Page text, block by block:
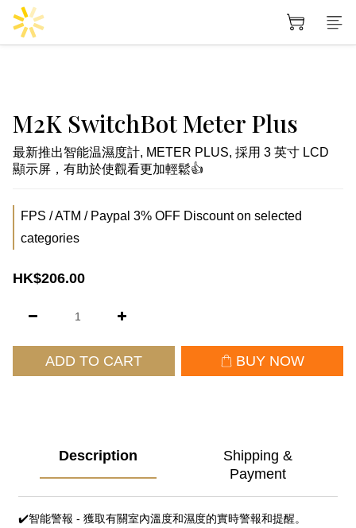
M2K SwitchBot Meter Plus
最新推出智能温濕度計, METER PLUS, 採用 3 英寸 LCD
顯示屏，有助於使觀看更加輕鬆👍
FPS / ATM / Paypal 3% OFF Discount on selected
categories
HK$206.00
ADD TO CART BUY NOW
Description
Shipping &
Payment
✔️智能警報 - 獲取有關室內溫度和濕度的實時警報和提醒。